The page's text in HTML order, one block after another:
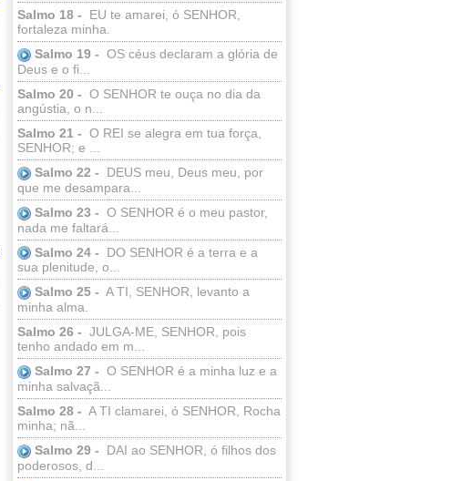
Salmo 18 -
EU te amarei, ó SENHOR,
fortaleza minha.
Salmo 19 - OS céus declaram a glória de
Deus e o fi...
Salmo 20 - O SENHOR te ouça no dia da
angústia, o n...
Salmo 21 - O REI se alegra em tua força,
SENHOR; e ...
Salmo 22 -
DEUS meu, Deus meu, por
que me desampara...
Salmo 23 - O SENHOR é o meu pastor,
nada me faltará...
Salmo 24 -
DO SENHOR é a terra e a
sua plenitude, o...
Salmo 25 - A TI, SENHOR, levanto a
minha alma.
Salmo 26 - JULGA-ME, SENHOR, pois
tenho andado em m...
Salmo 27 - O SENHOR é a minha luz e a
minha salvaçã...
Salmo 28 - A TI clamarei, ó SENHOR, Rocha
minha; nã...
Salmo 29 -
DAI ao SENHOR, ó filhos dos
poderosos, d...